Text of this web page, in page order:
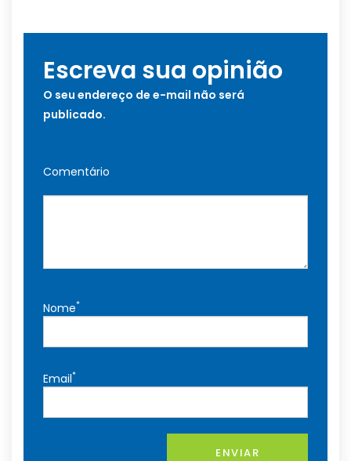
Escreva sua opinião
O seu endereço de e-mail não será
publicado.
Comentário
Nome*
Email*
ENVIAR